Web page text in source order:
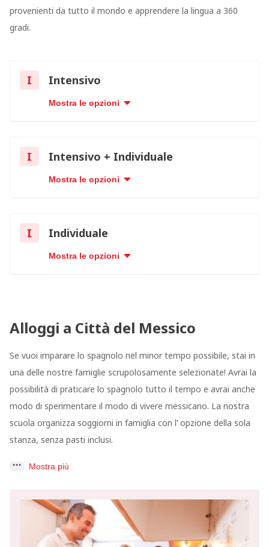
provenienti da tutto il mondo e apprendere la lingua a 360
gradi.
I Intensivo
Mostra le opzioni
I Intensivo + Individuale
Mostra le opzioni
I Individuale
Mostra le opzioni
Alloggi a Città del Messico
Se vuoi imparare lo spagnolo nel minor tempo possibile, stai in
una delle nostre famiglie scrupolosamente selezionate! Avrai la
possibilità di praticare lo spagnolo tutto il tempo e avrai anche
modo di sperimentare il modo di vivere messicano. La nostra
scuola organizza soggiorni in famiglia con l’ opzione della sola
stanza, senza pasti inclusi.
Mostra più